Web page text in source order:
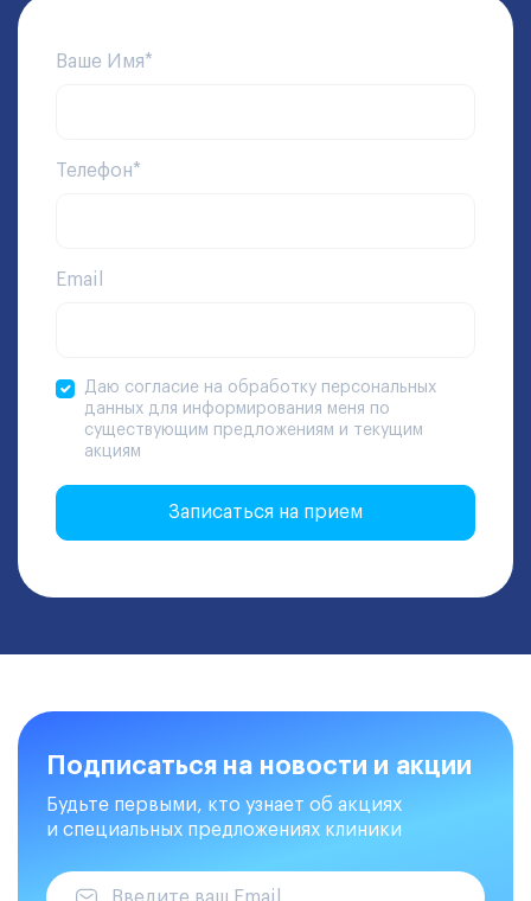
Ваше Имя*
Телефон*
Email
Даю согласие на обработку персональных
данных для информирования меня по
существующим предложениям и текущим
акциям
Записаться на прием
Подписаться на новости и акции
Будьте первыми, кто узнает об акциях
и специальных предложениях клиники